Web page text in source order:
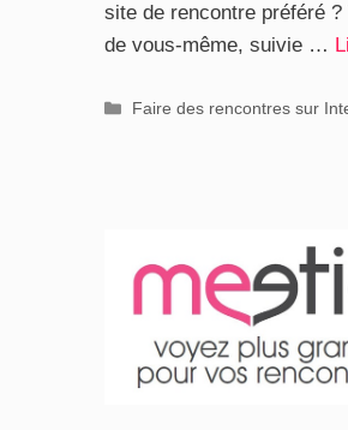
site de rencontre préféré
de vous-même, suivie …
Catégories
Faire des rencontres sur